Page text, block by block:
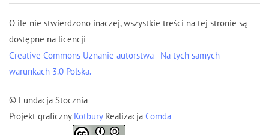
O ile nie stwierdzono inaczej, wszystkie treści na tej stronie są
dostępne na licencji
Creative Commons Uznanie autorstwa - Na tych samych
warunkach 3.0 Polska.
© Fundacja Stocznia
Projekt graficzny Kotbury Realizacja Comda